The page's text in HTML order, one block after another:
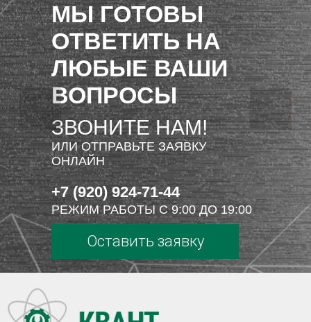
МЫ ГОТОВЫ
ОТВЕТИТЬ НА
ЛЮБЫЕ ВАШИ
ВОПРОСЫ
ЗВОНИТЕ НАМ!
ИЛИ ОТПРАВЬТЕ ЗАЯВКУ
ОНЛАЙН
+7 (920) 924-71-44
РЕЖИМ РАБОТЫ С 9:00 ДО 19:00
Оставить заявку